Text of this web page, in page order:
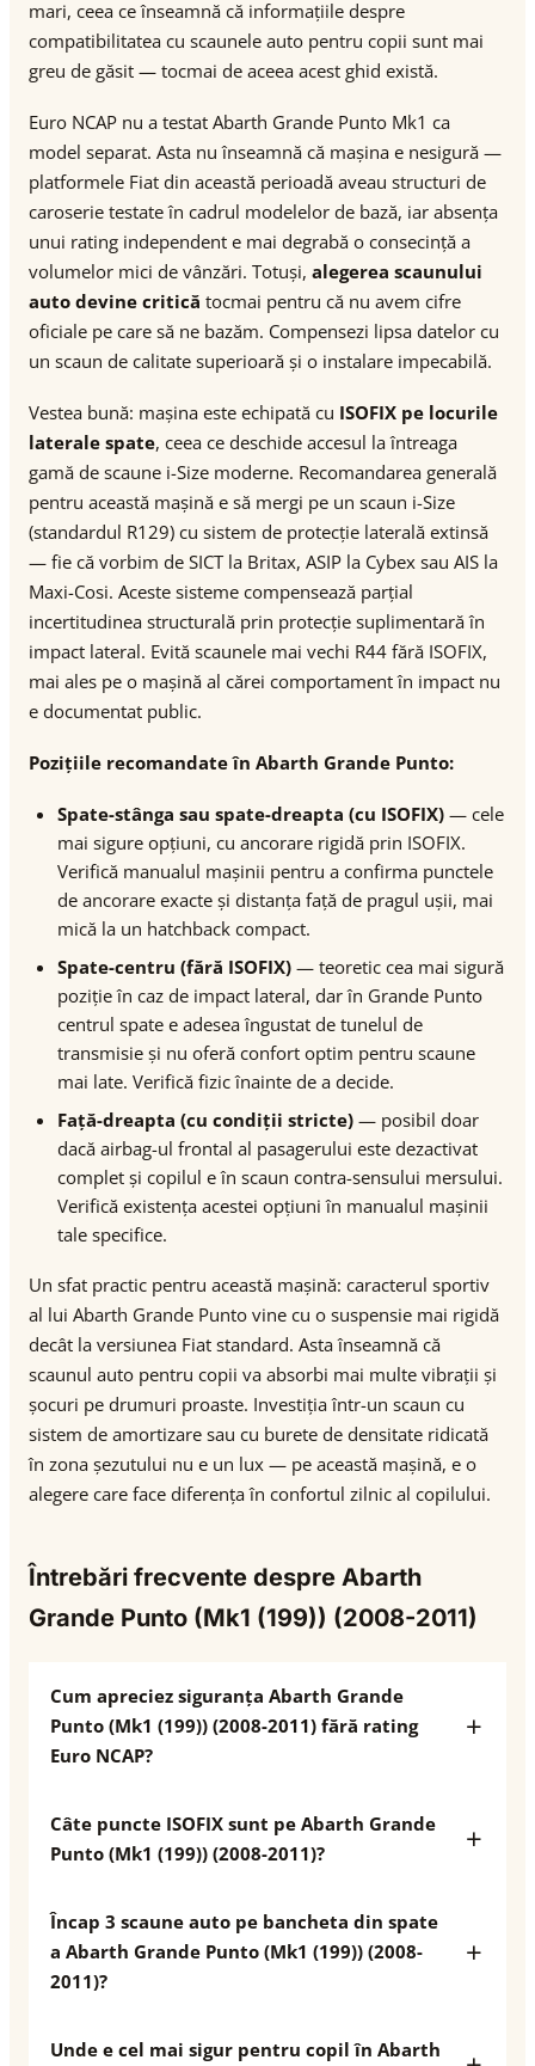
mari, ceea ce înseamnă că informațiile despre
compatibilitatea cu scaunele auto pentru copii sunt mai
greu de găsit — tocmai de aceea acest ghid există.
Euro NCAP nu a testat Abarth Grande Punto Mk1 ca
model separat. Asta nu înseamnă că mașina e nesigură —
platformele Fiat din această perioadă aveau structuri de
caroserie testate în cadrul modelelor de bază, iar absența
unui rating independent e mai degrabă o consecință a
volumelor mici de vânzări. Totuși, alegerea scaunului
auto devine critică tocmai pentru că nu avem cifre
oficiale pe care să ne bazăm. Compensezi lipsa datelor cu
un scaun de calitate superioară și o instalare impecabilă.
Vestea bună: mașina este echipată cu ISOFIX pe locurile
laterale spate, ceea ce deschide accesul la întreaga
gamă de scaune i-Size moderne. Recomandarea generală
pentru această mașină e să mergi pe un scaun i-Size
(standardul R129) cu sistem de protecție laterală extinsă
— fie că vorbim de SICT la Britax, ASIP la Cybex sau AIS la
Maxi-Cosi. Aceste sisteme compensează parțial
incertitudinea structurală prin protecție suplimentară în
impact lateral. Evită scaunele mai vechi R44 fără ISOFIX,
mai ales pe o mașină al cărei comportament în impact nu
e documentat public.
Pozițiile recomandate în Abarth Grande Punto:
Spate-stânga sau spate-dreapta (cu ISOFIX) — cele
mai sigure opțiuni, cu ancorare rigidă prin ISOFIX.
Verifică manualul mașinii pentru a confirma punctele
de ancorare exacte și distanța față de pragul ușii, mai
mică la un hatchback compact.
Spate-centru (fără ISOFIX) — teoretic cea mai sigură
poziție în caz de impact lateral, dar în Grande Punto
centrul spate e adesea îngustat de tunelul de
transmisie și nu oferă confort optim pentru scaune
mai late. Verifică fizic înainte de a decide.
Față-dreapta (cu condiții stricte) — posibil doar
dacă airbag-ul frontal al pasagerului este dezactivat
complet și copilul e în scaun contra-sensului mersului.
Verifică existența acestei opțiuni în manualul mașinii
tale specifice.
Un sfat practic pentru această mașină: caracterul sportiv
al lui Abarth Grande Punto vine cu o suspensie mai rigidă
decât la versiunea Fiat standard. Asta înseamnă că
scaunul auto pentru copii va absorbi mai multe vibrații și
șocuri pe drumuri proaste. Investiția într-un scaun cu
sistem de amortizare sau cu burete de densitate ridicată
în zona șezutului nu e un lux — pe această mașină, e o
alegere care face diferența în confortul zilnic al copilului.
Întrebări frecvente despre Abarth
Grande Punto (Mk1 (199)) (2008-2011)
Cum apreciez siguranța Abarth Grande
Punto (Mk1 (199)) (2008-2011) fără rating
Euro NCAP?
Câte puncte ISOFIX sunt pe Abarth Grande
Punto (Mk1 (199)) (2008-2011)?
Încap 3 scaune auto pe bancheta din spate
a Abarth Grande Punto (Mk1 (199)) (2008-
2011)?
Unde e cel mai sigur pentru copil în Abarth